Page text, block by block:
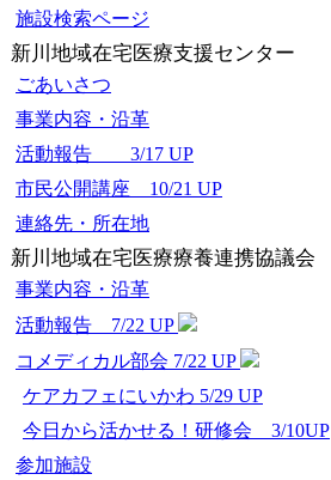
施設検索ページ
新川地域在宅医療支援センター
ごあいさつ
事業内容・沿革
活動報告 3/17 UP
市民公開講座 10/21 UP
連絡先・所在地
新川地域在宅医療療養連携協議会
事業内容・沿革
活動報告 7/22 UP
コメディカル部会 7/22 UP
ケアカフェにいかわ 5/29 UP
今日から活かせる！研修会 3/10UP
参加施設